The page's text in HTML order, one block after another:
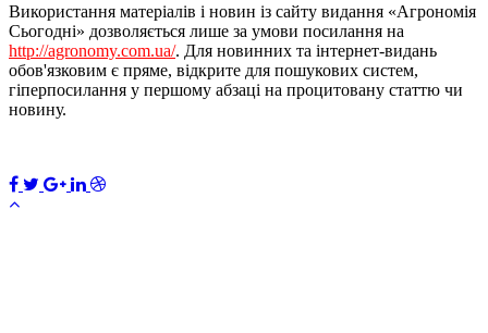
Використання матеріалів і новин із сайту видання «Агрономія
Сьогодні» дозволяється лише за умови посилання на
http://agronomy.com.ua/. Для новинних та інтернет-видань
обов'язковим є пряме, відкрите для пошукових систем,
гіперпосилання у першому абзаці на процитовану статтю чи
новину.